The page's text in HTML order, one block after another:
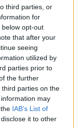
third parties, or
for
opt-out
that after your
seeing
utilized by
parties prior to
the further
parties on the
may
IAB’s List of
it to other
european
susține
Critici la